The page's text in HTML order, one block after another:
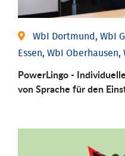
WbI Dortmund, WbI
Essen, WbI Oberhausen,
PowerLingo -
von Sprache für den